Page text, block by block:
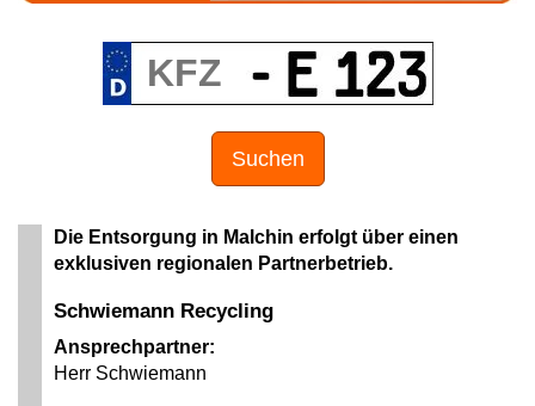
Suchen
Die Entsorgung in Malchin erfolgt über einen
exklusiven regionalen Partnerbetrieb.
Schwiemann Recycling
Ansprechpartner:
Herr Schwiemann